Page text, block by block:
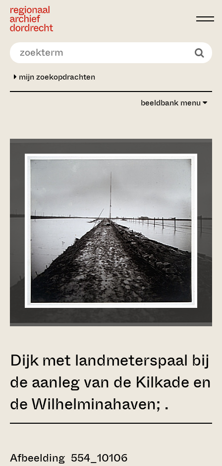
Ga direct naar de inhoud
mijn zoekopdrachten
beeldbank menu
Dijk met landmeterspaal bij
de aanleg van de Kilkade en
de Wilhelminahaven; .
Afbeelding 554_10106